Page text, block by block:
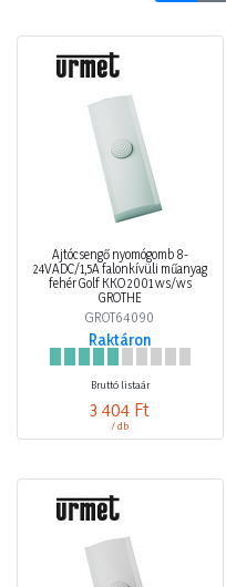
Ajtócsengő nyomógomb 8-
24VADC/1,5A falonkívüli műanyag
fehér Golf KKO 2001 ws/ws
GROTHE
GROT64090
Raktáron
Bruttó listaár
3 404 Ft
/ db